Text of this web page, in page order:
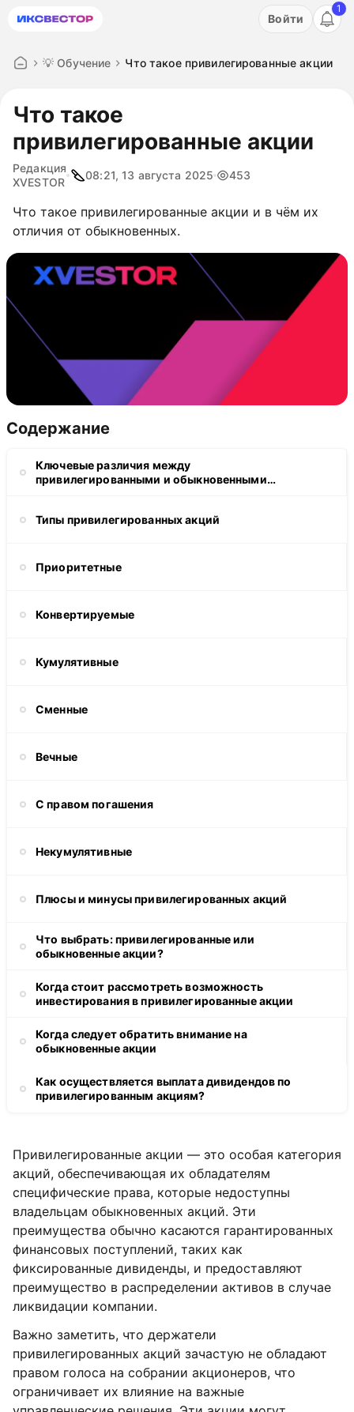
Акция: бесплатный пробный период на 3 дня!
Войти
1
💡 Обучение Что такое привилегированные акции
Что такое
привилегированные акции
Редакция
XVESTOR
08:21, 13 августа 2025 453
Что такое привилегированные акции и в чём их
отличия от обыкновенных.
Содержание
Ключевые различия между
привилегированными и обыкновенными
Типы привилегированных акций
Приоритетные
Конвертируемые
Кумулятивные
Сменные
Вечные
С правом погашения
Некумулятивные
Плюсы и минусы привилегированных акций
Что выбрать: привилегированные или
обыкновенные акции?
Когда стоит рассмотреть возможность
инвестирования в привилегированные акции
Когда следует обратить внимание на
обыкновенные акции
Как осуществляется выплата дивидендов по
привилегированным акциям?
Привилегированные акции — это особая категория
акций, обеспечивающая их обладателям
специфические права, которые недоступны
владельцам обыкновенных акций. Эти
преимущества обычно касаются гарантированных
финансовых поступлений, таких как
фиксированные дивиденды, и предоставляют
преимущество в распределении активов в случае
ликвидации компании.
Важно заметить, что держатели
привилегированных акций зачастую не обладают
правом голоса на собрании акционеров, что
ограничивает их влияние на важные